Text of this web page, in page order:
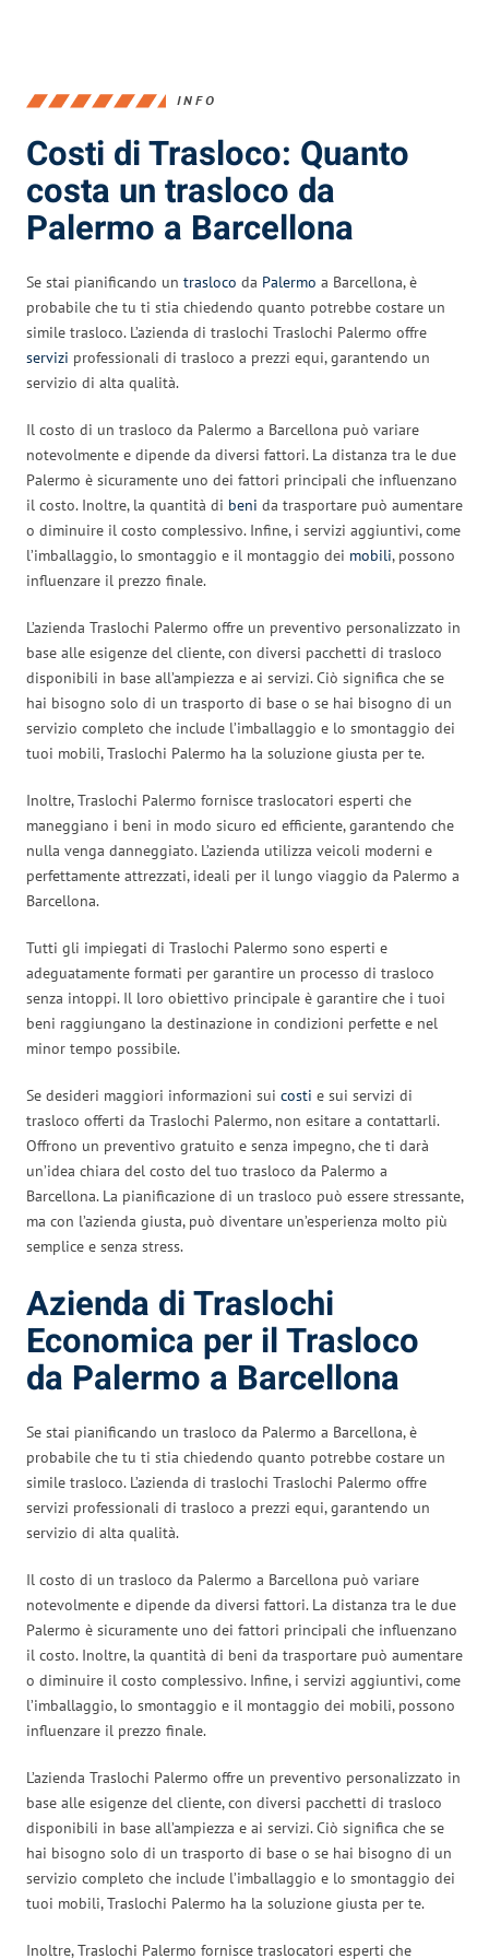
INFO
Costi di Trasloco: Quanto
costa un trasloco da
Palermo a Barcellona
Se stai pianificando un trasloco da Palermo a Barcellona, è
probabile che tu ti stia chiedendo quanto potrebbe costare un
simile trasloco. L’azienda di traslochi Traslochi Palermo offre
servizi professionali di trasloco a prezzi equi, garantendo un
servizio di alta qualità.
Il costo di un trasloco da Palermo a Barcellona può variare
notevolmente e dipende da diversi fattori. La distanza tra le due
Palermo è sicuramente uno dei fattori principali che influenzano
il costo. Inoltre, la quantità di beni da trasportare può aumentare
o diminuire il costo complessivo. Infine, i servizi aggiuntivi, come
l’imballaggio, lo smontaggio e il montaggio dei mobili, possono
influenzare il prezzo finale.
L’azienda Traslochi Palermo offre un preventivo personalizzato in
base alle esigenze del cliente, con diversi pacchetti di trasloco
disponibili in base all’ampiezza e ai servizi. Ciò significa che se
hai bisogno solo di un trasporto di base o se hai bisogno di un
servizio completo che include l’imballaggio e lo smontaggio dei
tuoi mobili, Traslochi Palermo ha la soluzione giusta per te.
Inoltre, Traslochi Palermo fornisce traslocatori esperti che
maneggiano i beni in modo sicuro ed efficiente, garantendo che
nulla venga danneggiato. L’azienda utilizza veicoli moderni e
perfettamente attrezzati, ideali per il lungo viaggio da Palermo a
Barcellona.
Tutti gli impiegati di Traslochi Palermo sono esperti e
adeguatamente formati per garantire un processo di trasloco
senza intoppi. Il loro obiettivo principale è garantire che i tuoi
beni raggiungano la destinazione in condizioni perfette e nel
minor tempo possibile.
Se desideri maggiori informazioni sui costi e sui servizi di
trasloco offerti da Traslochi Palermo, non esitare a contattarli.
Offrono un preventivo gratuito e senza impegno, che ti darà
un’idea chiara del costo del tuo trasloco da Palermo a
Barcellona. La pianificazione di un trasloco può essere stressante,
ma con l’azienda giusta, può diventare un’esperienza molto più
semplice e senza stress.
Azienda di Traslochi
Economica per il Trasloco
da Palermo a Barcellona
Se stai pianificando un trasloco da Palermo a Barcellona, è
probabile che tu ti stia chiedendo quanto potrebbe costare un
simile trasloco. L’azienda di traslochi Traslochi Palermo offre
servizi professionali di trasloco a prezzi equi, garantendo un
servizio di alta qualità.
Il costo di un trasloco da Palermo a Barcellona può variare
notevolmente e dipende da diversi fattori. La distanza tra le due
Palermo è sicuramente uno dei fattori principali che influenzano
il costo. Inoltre, la quantità di beni da trasportare può aumentare
o diminuire il costo complessivo. Infine, i servizi aggiuntivi, come
l’imballaggio, lo smontaggio e il montaggio dei mobili, possono
influenzare il prezzo finale.
L’azienda Traslochi Palermo offre un preventivo personalizzato in
base alle esigenze del cliente, con diversi pacchetti di trasloco
disponibili in base all’ampiezza e ai servizi. Ciò significa che se
hai bisogno solo di un trasporto di base o se hai bisogno di un
servizio completo che include l’imballaggio e lo smontaggio dei
tuoi mobili, Traslochi Palermo ha la soluzione giusta per te.
Inoltre, Traslochi Palermo fornisce traslocatori esperti che